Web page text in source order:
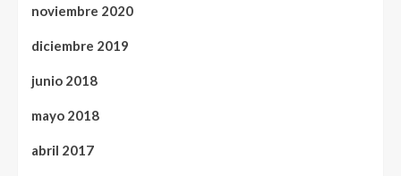
noviembre 2020
diciembre 2019
junio 2018
mayo 2018
abril 2017